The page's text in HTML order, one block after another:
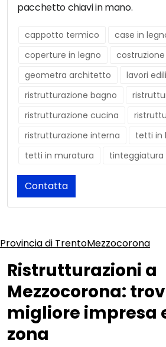
pacchetto chiavi in mano.
cappotto termico
case in
coperture in legno
geometra architetto
lavori
ristrutturazione bagno
ristrutturazione cucina
ristrutturazione interna
tetti in
tetti in muratura
tinteggiatura
Contatta
Provincia di TrentoMezzocorona
Ristrutturazioni a
Mezzocorona:
migliore impresa
zona